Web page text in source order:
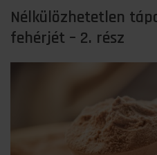
Nélkülözhetetlen
fehérjét – 2. rész